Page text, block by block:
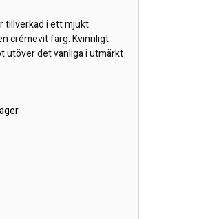
tillverkad i ett mjukt
crémevit färg. Kvinnligt
utöver det vanliga i utmärkt